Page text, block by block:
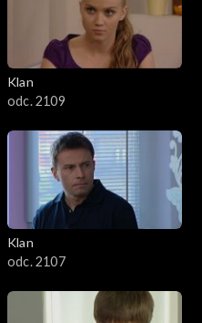
Klan
odc. 2109
Klan
odc. 2107